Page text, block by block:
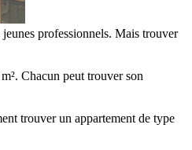
professionnels. Mais trouver
Chacun peut trouver son
trouver un appartement de type